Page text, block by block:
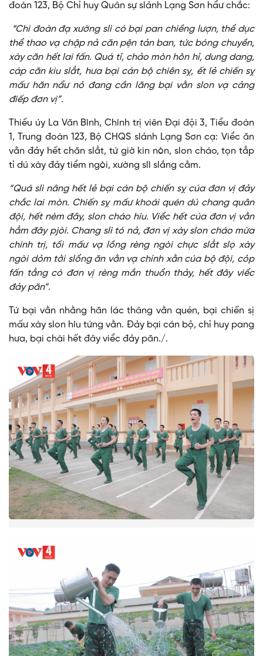
đoàn 123, Bộ Chỉ huy Quân sự slảnh Lạng Sơn hẩư chắc:
“Chi đoàn đạ xường slì có bại pan chiềng lượn, thể dục
thể thao vạ chập nả căn pện tản ban, tức bóng chuyền,
xày căn hết lai fấn. Quá tỉ, chảo mòn hôn hỉ, dung dang,
cáp căn kiu slẳt, hưa bại cán bộ chiên sỵ, ết lẻ chiến sỵ
mấư hăn nẩư nỏ đang cần lăng bại vằn slon vạ cảng
điếp đơn vị”.
Thiếu úy La Văn Bình, Chính trị viên Đại đội 3, Tiểu đoàn
1, Trung đoàn 123, Bộ CHQS slảnh Lạng Sơn cạ: Viểc ăn
vằn đảy hết chăn slẳt, tứ giờ kin nòn, slon cháo, tọn tẳp
tỉ dú xày đảy tiểm ngòi, xường slì slắng cằm.
“Quá slì nâng hết lẻ bại cán bộ chiến sỵ cúa đơn vị đảy
chắc lai mòn. Chiến sỵ mấư khoái quén dú chang quân
đội, hết nèm đây, slon cháo híu. Viểc hết cúa đơn vị vằn
hẳm đây pjòi. Chang slì tó nả, đơn vị xày slon cháo mừa
chính trị, tối mấư vạ lồng rèng ngòi chực slẳt slọ xày
ngòi dỏm tởi slổng ăn vằn vạ chính xằn cúa bộ đội, cỏp
fấn tẳng có đơn vị rèng mắn thuổn thảy, hết đây viểc
đảy păn”.
Tứ bại vằn nhằng hăn lác thâng vằn quén, bại chiến sị
mấư xày slon híu tứng vằn. Đảy bại cán bộ, chỉ huy pang
hưa, bại chài hết đây viểc đảy păn./.